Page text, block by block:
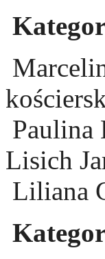
Paulina
Lisich
Liliana